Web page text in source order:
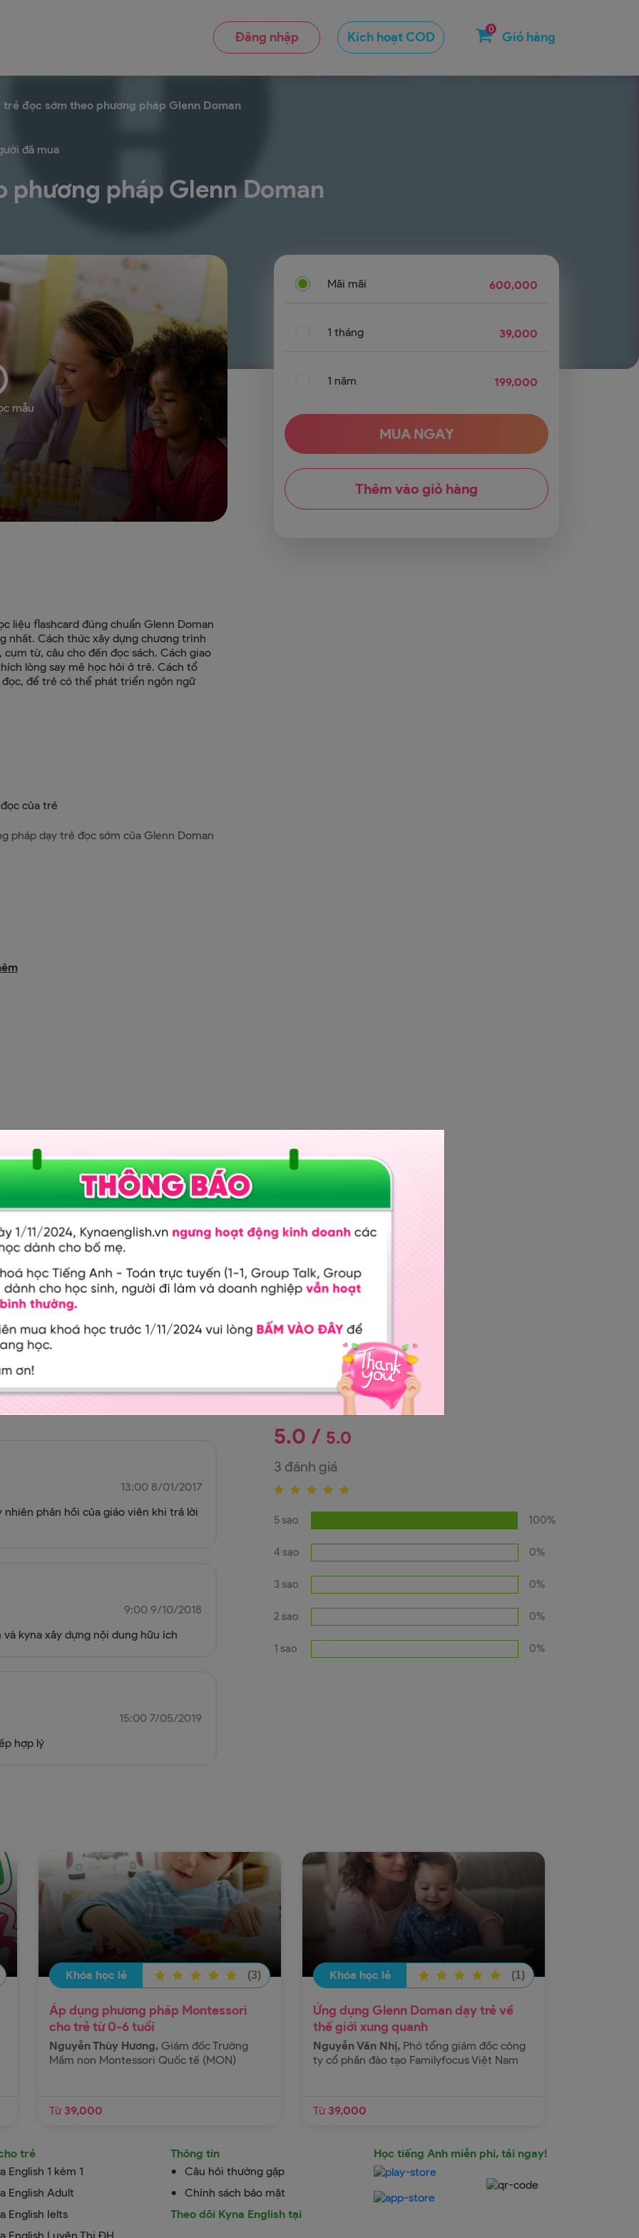
Đăng nhập Kích hoạt COD
0
Giỏ hàng
trẻ đọc sớm theo phương pháp Glenn Doman
đã mua
phương pháp Glenn Doman
mẫu
Mãi mãi 600,000
1 tháng 39,000
1 năm 199,000
MUA NGAY
Thêm vào giỏ hàng
liệu flashcard đúng chuẩn Glenn Doman
nhất. Cách thức xây dựng chương trình
từ, câu cho đến đọc sách. Cách giao
lòng say mê học hỏi ở trẻ. Cách tổ
để trẻ có thể phát triển ngôn ngữ
của trẻ
pháp dạy trẻ đọc sớm của Glenn Doman
từ ghép
cụm từ
câu
cho các nhóm trẻ khác nhau
hội học tại Phân viện Báo chí và tuyên
Xã hội học, ĐH KHXH và NV, Hà Nội.
thực hành do NAPA và INWENT
nhân tâm lý trị liệu, tại ĐH Y khoa Phạm
(EPP- Pháp). Năm 2012 đến 2014 là Thạc
Ngọc Thạch , liên kết với ĐH Tâm lý thực
với đề tài luận án "Vai trò của cha mẹ
vệ luận án ngày 15/8/2015. QĐ cấp
chính Quốc gia, cơ sở Tp.HCM. Lĩnh
Tâm lý trị liệu.Chuyên đào tạo kỹ
13:00 8/01/2017
phản hồi của giáo viên khi trả lời
9:00 9/10/2018
kyna xây dựng nội dung hữu ích
15:00 7/05/2019
hợp lý
5.0 / 5.0
3 đánh giá
5 sao 100%
4 sao 0%
3 sao 0%
2 sao 0%
1 sao 0%
Khóa học lẻ (3)
Áp dụng phương pháp Montessori
cho trẻ từ 0-6 tuổi
Nguyễn Thùy Hương, Giám đốc Trường
Mầm non Montessori Quốc tế (MON)
Từ 39,000
Áp dụng phương pháp Montessori
cho trẻ từ 0-6 tuổi
Nguyễn Thùy Hương,
Giám đốc Trường
Mầm non Montessori Quốc tế (MON)
Khóa học hướng dẫn chi tiết cho các bậc
phụ huynh cách dạy con trong 6 năm đầu
đời theo phương pháp Montessori - một
phương pháp giáo dục sớm tiên tiến giúp
bé nhạy bén, phát triển toàn diện trí thông
minh. Khóa học sẽ giúp phụ huynh sẽ nắm
được các giai đoạn nhạy cảm cùng những
biến đổi phức tạp về tâm - sinh lý của trẻ
trong độ tuổi từ 0 - 6. Xác định đúng mục
thức, kỹ năng, kinh nghiệm vô cùng quý giá
tiếp cận với phương pháp Montessori nhằm
kích thích tối đa tiềm năng của trẻ.
Xem thêm
Từ 39,000
MUA NGAY
Khóa học lẻ (1)
Ứng dụng Glenn Doman dạy trẻ về
thế giới xung quanh
Nguyễn Văn Nhị, Phó tổng giám đốc công
ty cổ phần đào tạo Familyfocus Việt Nam
Từ 39,000
Ứng dụng Glenn Doman dạy trẻ về
thế giới xung quanh
Nguyễn Văn Nhị,
Phó tổng giám đốc công
ty cổ phần đào tạo Familyfocus Việt Nam
Khóa học sẽ trang bị cho các bậc phụ
chuẩn để cho bé hiểu về thế giới xung
quanh, cách thức ứng dụng Glenn Doman
Chương trình thông minh. Các bậc phụ
huynh sẽ có bí quyết để thúc đẩy sự đan
mê và hứng thú cho trẻ và cách chuẩn bị
trò chơi thú vị cho trẻ học về thế giới xung
Xem thêm
Từ 39,000
MUA NGAY
trẻ
English 1 kèm 1
English Adult
English Ielts
English Luyện Thi ĐH
Thông tin
Câu hỏi thường gặp
Chính sách bảo mật
Theo dõi Kyna English tại
Học tiếng Anh miễn phí, tải ngay!